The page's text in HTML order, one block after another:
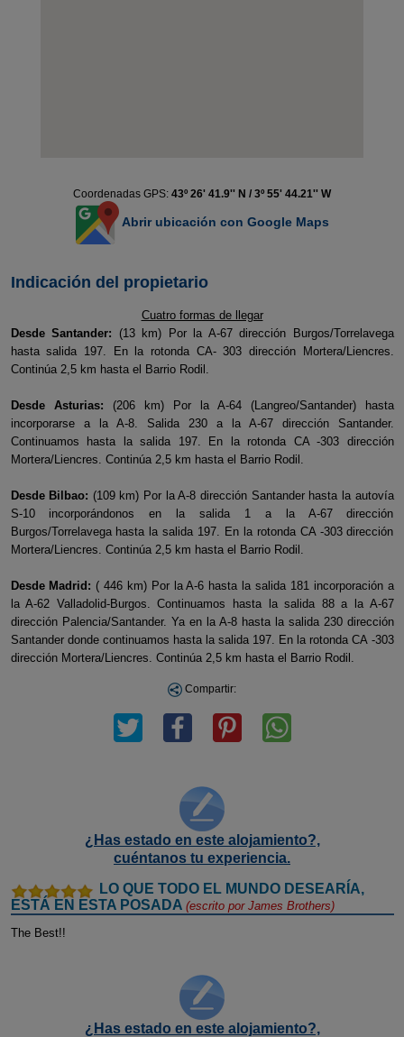
Coordenadas GPS: 43º 26' 41.9'' N / 3º 55' 44.21'' W
Abrir ubicación con Google Maps
Indicación del propietario
Cuatro formas de llegar
Desde Santander: (13 km) Por la A-67 dirección Burgos/Torrelavega
hasta salida 197. En la rotonda CA- 303 dirección Mortera/Liencres.
Continúa 2,5 km hasta el Barrio Rodil.
Desde Asturias: (206 km) Por la A-64 (Langreo/Santander) hasta
incorporarse a la A-8. Salida 230 a la A-67 dirección Santander.
Continuamos hasta la salida 197. En la rotonda CA -303 dirección
Mortera/Liencres. Continúa 2,5 km hasta el Barrio Rodil.
Desde Bilbao: (109 km) Por la A-8 dirección Santander hasta la autovía
S-10 incorporándonos en la salida 1 a la A-67 dirección
Burgos/Torrelavega hasta la salida 197. En la rotonda CA -303 dirección
Mortera/Liencres. Continúa 2,5 km hasta el Barrio Rodil.
Desde Madrid: ( 446 km) Por la A-6 hasta la salida 181 incorporación a
la A-62 Valladolid-Burgos. Continuamos hasta la salida 88 a la A-67
dirección Palencia/Santander. Ya en la A-8 hasta la salida 230 dirección
Santander donde continuamos hasta la salida 197. En la rotonda CA -303
dirección Mortera/Liencres. Continúa 2,5 km hasta el Barrio Rodil.
Compartir:
¿Has estado en este alojamiento?,
cuéntanos tu experiencia.
LO QUE TODO EL MUNDO DESEARÍA,
ESTÁ EN ESTA POSADA (escrito por James Brothers)
The Best!!
¿Has estado en este alojamiento?,